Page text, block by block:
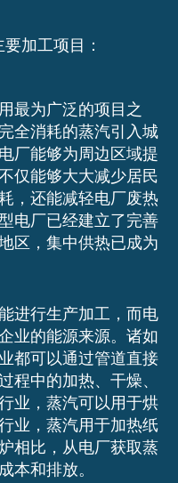
加工项目：
最为广泛的项目之
全消耗的蒸汽引入城
厂能够为周边区域提
仅能够大大减少居民
，还能减轻电厂废热
电厂已经建立了完善
区，集中供热已成为
进行生产加工，而电
业的能源来源。诸如
都可以通过管道直接
程中的加热、干燥、
业，蒸汽可以用于烘
业，蒸汽用于加热纸
相比，从电厂获取蒸
本和排放。